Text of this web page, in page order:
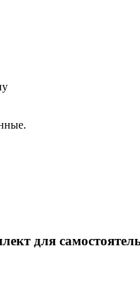
для